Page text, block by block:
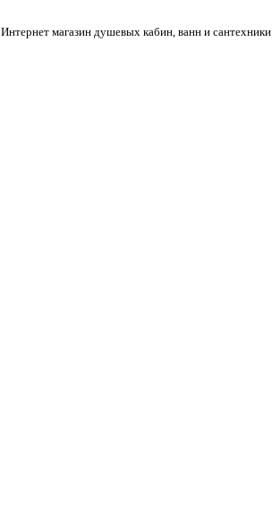
Интернет магазин душевых кабин, ванн и сантехники